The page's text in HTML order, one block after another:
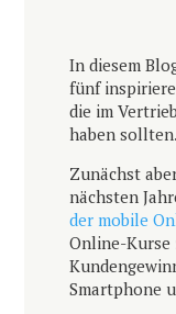
In diesem
fünf
die im
haben sollten.
Zunächst
nächsten
der mobile
Online-Kurse
Smartphone